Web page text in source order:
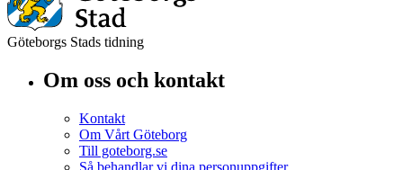
Göteborgs Stads tidning
Om oss och kontakt
Kontakt
Om Vårt Göteborg
Till goteborg.se
Så behandlar vi dina personuppgifter